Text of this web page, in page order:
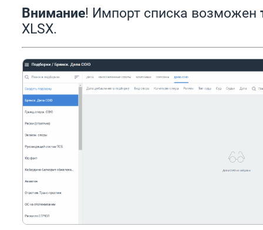
Внимание! Импорт списка возможен
XLSX.